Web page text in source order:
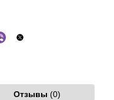
Отзывы(0)